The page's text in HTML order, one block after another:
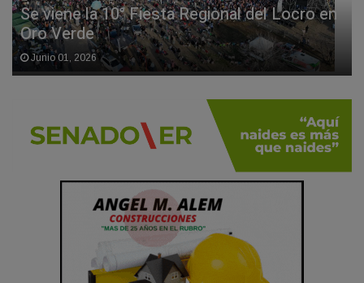
Se viene la 10° Fiesta Regional del Locro en
Oro Verde
Junio 01, 2026